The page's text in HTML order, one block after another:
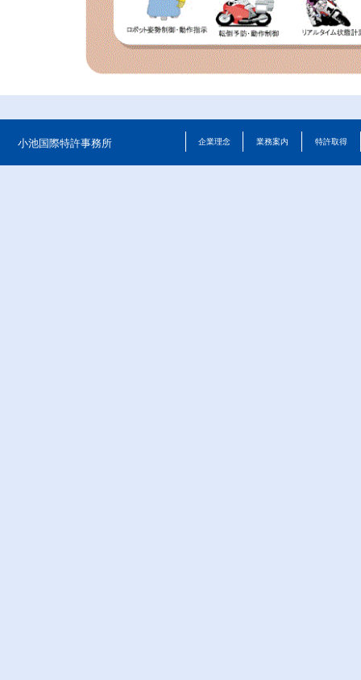
小池国際特許事務所 特許取得
業務案内
企業理念